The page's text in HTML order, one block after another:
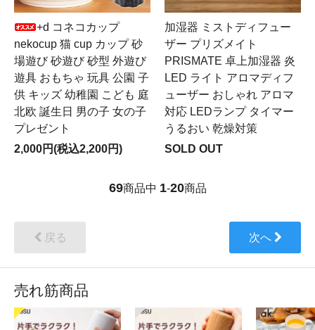
+d コネコカップ
nekocup 猫 cup カップ 砂
場遊び 砂遊び 砂型 外遊び
遊具 おもちゃ 玩具 公園 子
供 キッズ 幼稚園 こども 庭
北欧 誕生日 男の子 女の子
プレゼント
2,000円(税込2,200円)
加湿器 ミストディフュー
ザー プリズメイト
PRISMATE 卓上加湿器 炎
LED ライト アロマディフ
ューザー おしゃれ アロマ
対応 LEDランプ タイマー
うるおい 乾燥対策
SOLD OUT
69商品中 1-20商品
戻る 次へ
売れ筋商品